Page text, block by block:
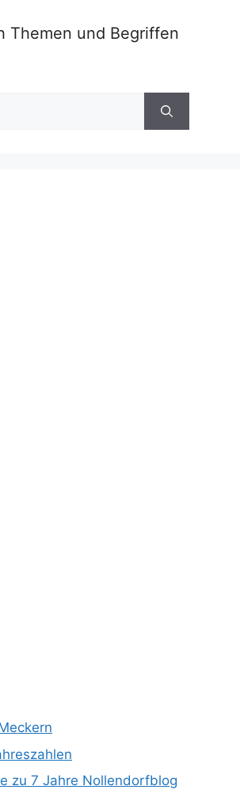
Themen und Begriffen
zu 7 Jahre Nollendorfblog